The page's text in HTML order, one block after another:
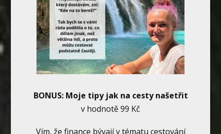
BONUS: Moje tipy jak na cesty našetřit
v hodnotě 99 Kč
Vím, že finance bývají v tématu cestování